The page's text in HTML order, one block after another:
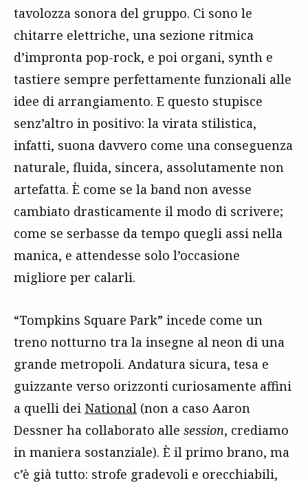
tavolozza sonora del gruppo. Ci sono le
chitarre elettriche, una sezione ritmica
d’impronta pop-rock, e poi organi, synth e
tastiere sempre perfettamente funzionali alle
idee di arrangiamento. E questo stupisce
senz’altro in positivo: la virata stilistica,
infatti, suona davvero come una conseguenza
naturale, fluida, sincera, assolutamente non
artefatta. È come se la band non avesse
cambiato drasticamente il modo di scrivere;
come se serbasse da tempo quegli assi nella
manica, e attendesse solo l’occasione
migliore per calarli.
“Tompkins Square Park” incede come un
treno notturno tra la insegne al neon di una
grande metropoli. Andatura sicura, tesa e
guizzante verso orizzonti curiosamente affini
a quelli dei National (non a caso Aaron
Dessner ha collaborato alle session, crediamo
in maniera sostanziale). È il primo brano, ma
c’è già tutto: strofe gradevoli e orecchiabili,